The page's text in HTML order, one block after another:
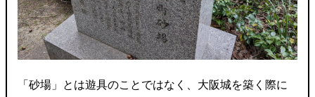
「砂場」とは遊具のことではなく、大阪城を築く際に